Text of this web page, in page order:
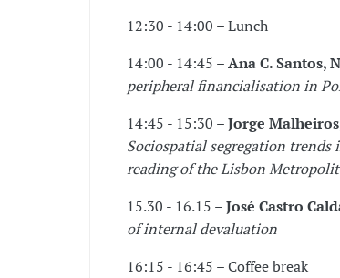
12:30 - 14:00 – Lunch
14:00 - 14:45 –Ana C. Santos,
peripheral financialisation in
14:45 - 15:30 –Jorge
Sociospatial segregation
reading of the Lisbon
15.30 - 16.15 –José Castro
of internal devaluation
16:15 - 16:45 – Coffee break